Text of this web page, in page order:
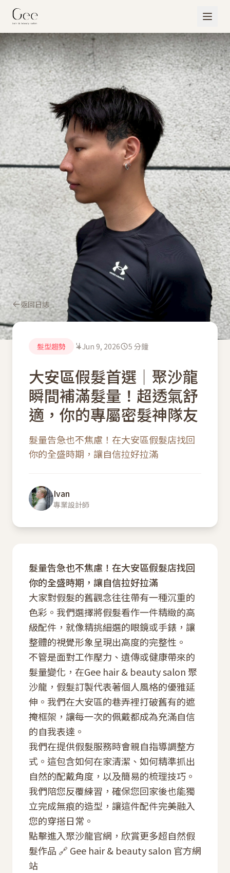
返回日誌
髮型趨勢 Jun 9, 2026 5 分鐘
大安區假髮首選｜聚沙龍
瞬間補滿髮量！超透氣舒
適，你的專屬密髮神隊友
髮量告急也不焦慮！在大安區假髮店找回
你的全盛時期，讓自信拉好拉滿
Ivan
專業設計師
髮量告急也不焦慮！在大安區假髮店找回
你的全盛時期，讓自信拉好拉滿
大家對假髮的舊觀念往往帶有一種沉重的
色彩。我們選擇將假髮看作一件精緻的高
級配件，就像精挑細選的眼鏡或手錶，讓
整體的視覺形象呈現出高度的完整性。
不管是面對工作壓力、遺傳或健康帶來的
髮量變化，在Gee hair & beauty salon 聚
沙龍，假髮訂製代表著個人風格的優雅延
伸。我們在大安區的巷弄裡打破舊有的遮
掩框架，讓每一次的佩戴都成為充滿自信
的自我表達。
我們在提供假髮服務時會親自指導調整方
式。這包含如何在家清潔、如何精準抓出
自然的配戴角度，以及簡易的梳理技巧。
我們陪您反覆練習，確保您回家後也能獨
立完成無痕的造型，讓這件配件完美融入
您的穿搭日常。
點擊進入聚沙龍官網，欣賞更多超自然假
髮作品 🔗 Gee hair & beauty salon 官方網
站